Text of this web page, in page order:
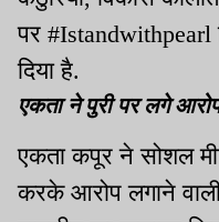
पर
दिया है.
एकता ने पुरी पर लगे
एकता कपूर ने सोशल
करके आरोप लगाने